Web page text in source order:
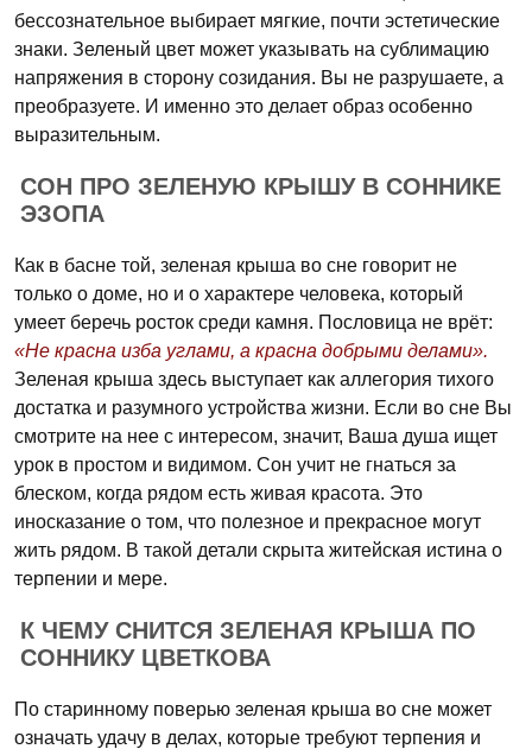
бессознательное выбирает мягкие, почти эстетические
знаки. Зеленый цвет может указывать на сублимацию
напряжения в сторону созидания. Вы не разрушаете, а
преобразуете. И именно это делает образ особенно
выразительным.
СОН ПРО ЗЕЛЕНУЮ КРЫШУ В СОННИКЕ
ЭЗОПА
Как в басне той, зеленая крыша во сне говорит не
только о доме, но и о характере человека, который
умеет беречь росток среди камня. Пословица не врёт:
«Не красна изба углами, а красна добрыми делами».
Зеленая крыша здесь выступает как аллегория тихого
достатка и разумного устройства жизни. Если во сне Вы
смотрите на нее с интересом, значит, Ваша душа ищет
урок в простом и видимом. Сон учит не гнаться за
блеском, когда рядом есть живая красота. Это
иносказание о том, что полезное и прекрасное могут
жить рядом. В такой детали скрыта житейская истина о
терпении и мере.
К ЧЕМУ СНИТСЯ ЗЕЛЕНАЯ КРЫША ПО
СОННИКУ ЦВЕТКОВА
По старинному поверью зеленая крыша во сне может
означать удачу в делах, которые требуют терпения и